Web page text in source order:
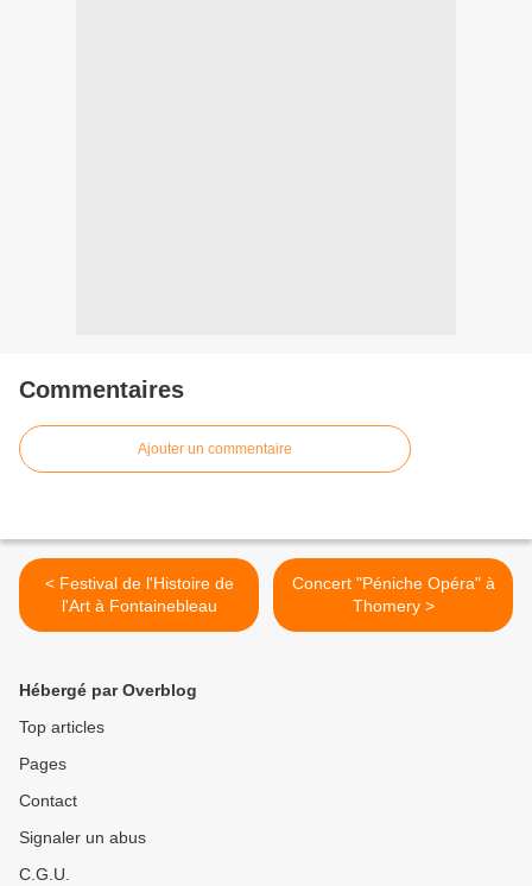
Commentaires
Ajouter un commentaire
< Festival de l'Histoire de
l'Art à Fontainebleau
Concert "Péniche Opéra" à
Thomery >
Hébergé par Overblog
Top articles
Pages
Contact
Signaler un abus
C.G.U.